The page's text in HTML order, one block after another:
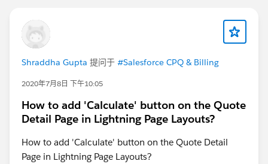
Shraddha Gupta 提问于 #Salesforce CPQ & Billing
2020年7月8日 下午10:05
How to add 'Calculate' button on the Quote
Detail Page in Lightning Page Layouts?
How to add 'Calculate' button on the Quote Detail
Page in Lightning Page Layouts?